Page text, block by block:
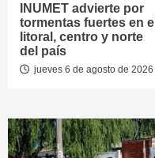
INUMET advierte por
tormentas fuertes en el
litoral, centro y norte
del país
jueves 6 de agosto de 2026